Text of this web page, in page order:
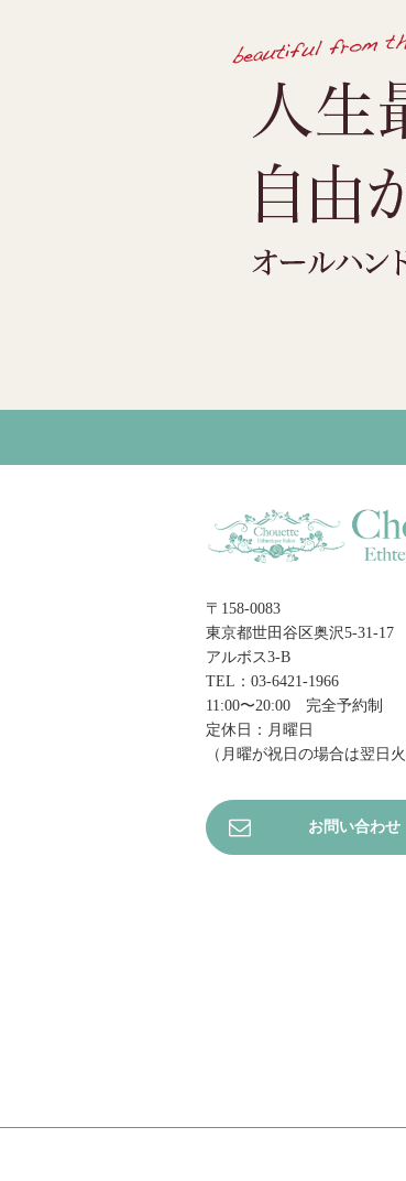
〒158-0083
東京都世田谷区奥沢5-31-17
アルボス3-B
TEL：03-6421-1966
11:00〜20:00 完全予約制
定休日：月曜日
（月曜が祝日の場合は翌日火
お問い合わせ